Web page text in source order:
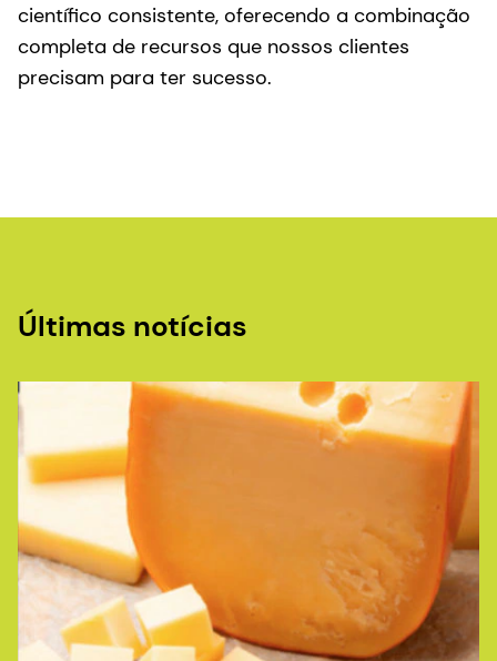
científico consistente, oferecendo a combinação
completa de recursos que nossos clientes
precisam para ter sucesso.
Últimas notícias